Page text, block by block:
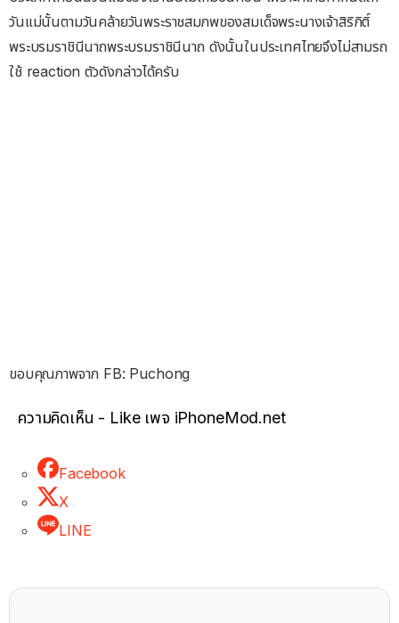
วันแม่นั้นตามวันคล้ายวันพระราชสมภพของสมเด็จพระนางเจ้าสิริกิติ์
พระบรมราชินีนาถพระบรมราชินีนาถ ดังนั้นในประเทศไทยจึงไม่สามรถ
ใช้ reaction ตัวดังกล่าวได้ครับ
ขอบคุณภาพจาก FB: Puchong
ความคิดเห็น - Like เพจ iPhoneMod.net
Facebook
X
LINE